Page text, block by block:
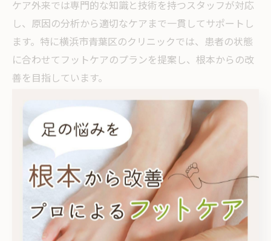
ケア外来では専門的な知識と技術を持つスタッフが対応
し、原因の分析から適切なケアまで一貫してサポートし
ます。特に横浜市青葉区のクリニックでは、患者の状態
に合わせてフットケアのプランを提案し、根本からの改
善を目指しています。
具体的な施術には、爪のカットや巻き爪の矯正、足裏や
指の角質ケア、テーピングやインソールの提案などが含
まれます。例えば、巻き爪の場合は専用のワイヤーやプ
レートを使った矯正法が多く採用され、外反母趾には足
に合った靴のアドバイスや日常の歩き方指導が行われま
す。これらのケアは医療保険が適用される場合もあるた
め、自己負担を抑えて安心して受診できる点も大きなメ
リットです。